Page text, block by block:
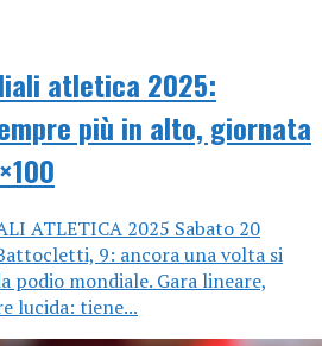
atletica 2025:
più in alto, giornata
ATLETICA 2025 Sabato 20
9: ancora una volta si
podio mondiale. Gara lineare,
lucida: tiene...